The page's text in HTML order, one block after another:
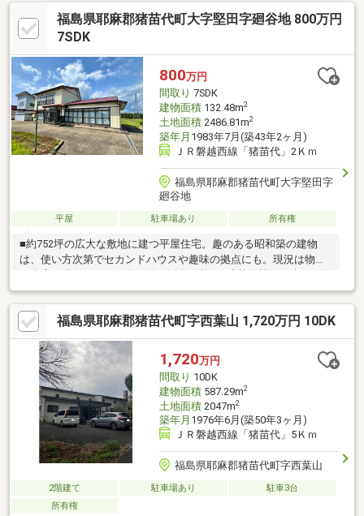
福島県耶麻郡猪苗代町大字堅田字廻谷地 800万円
7SDK
800万円
間取り 7SDK
建物面積132.48m2
土地面積2486.81m2
築年月 1983年7月(築43年2ヶ月)
ＪＲ磐越西線「猪苗代」2Ｋｍ
福島県耶麻郡猪苗代町大字堅田字
廻谷地
平屋 駐車場あり 所有権
■約752坪の広大な敷地に建つ平屋住宅。趣のある昭和築の建物
は、使い方次第でセカンドハウスや趣味の拠点にも。現況は物置
や倉庫も備えており、多目的に活用可能。■猪苗代駅まで車で3分
の利便性に加え、自然豊かな環境が魅力。周囲には猪苗代湖やリ
ステル猪苗代など観光・レジャー施設も多数。週末のリフレッシ
ュや家族でのレジャーにぴったりな立地です 。
福島県耶麻郡猪苗代町字西葉山 1,720万円 10DK
1,720万円
間取り 10DK
建物面積587.29m2
土地面積2047m2
築年月 1976年6月(築50年3ヶ月)
ＪＲ磐越西線「猪苗代」5Ｋｍ
福島県耶麻郡猪苗代町字西葉山
2階建て 駐車場あり
駐車3台
所有権